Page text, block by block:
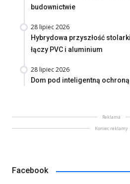
budownictwie
28 lipiec 2026
Hybrydowa przyszłość
łączy PVC i aluminium
28 lipiec 2026
Dom pod inteligentną
Reklama
Koniec reklamy
Facebook